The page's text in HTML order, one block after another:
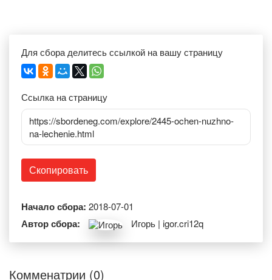
Для сбора делитесь ссылкой на вашу страницу
Ссылка на страницу
https://sbordeneg.com/explore/2445-ochen-nuzhno-
na-lechenie.html
Скопировать
Начало сбора: 2018-07-01
Автор сбора: Игорь | igor.cri12q
Комменатрии (0)